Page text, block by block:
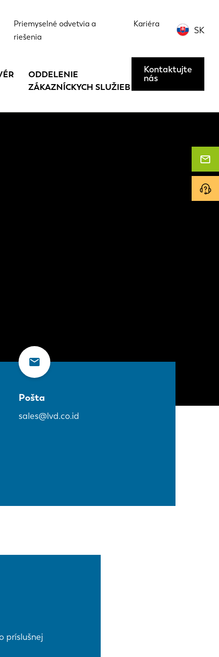
Priemyselné odvetvia a
riešenia
Kariéra
SK
ODDELENIE
ZÁKAZNÍCKYCH SLUŽIEB
Kontaktujte
nás
Pošta
sales@lvd.co.id
príslušnej